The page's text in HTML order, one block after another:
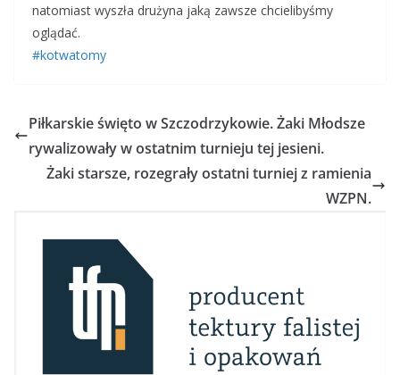
natomiast wyszła drużyna jaką zawsze chcielibyśmy
oglądać.
#kotwatomy
Piłkarskie święto w Szczodrzykowie. Żaki Młodsze
rywalizowały w ostatnim turnieju tej jesieni.
Żaki starsze, rozegrały ostatni turniej z ramienia
WZPN.